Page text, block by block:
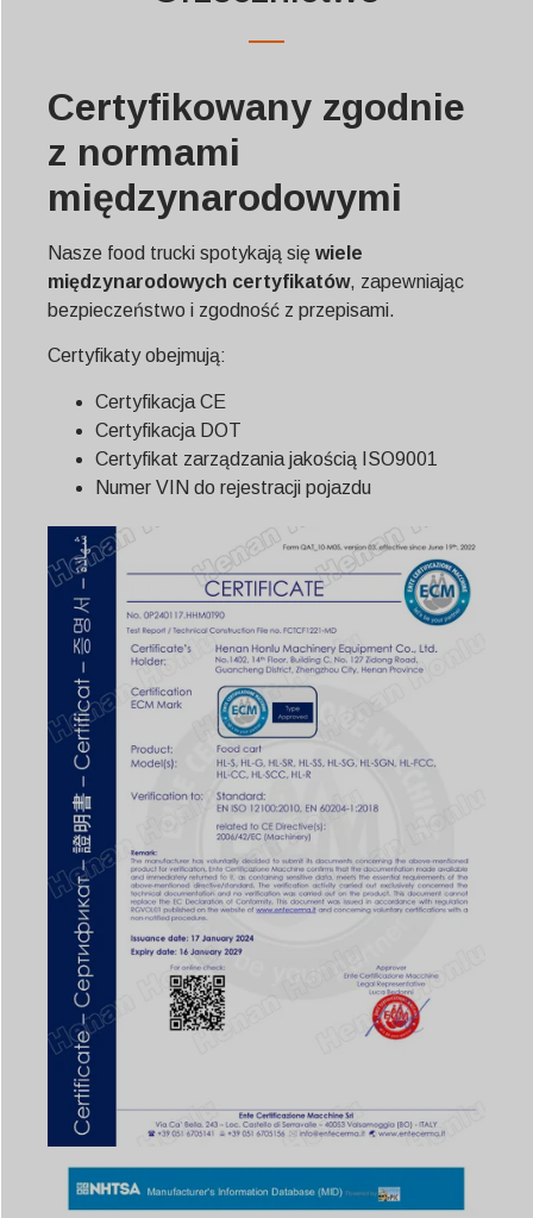
Certyfikowany zgodnie
z normami
międzynarodowymi
Nasze food trucki spotykają się wiele
międzynarodowych certyfikatów, zapewniając
bezpieczeństwo i zgodność z przepisami.
Certyfikaty obejmują:
Certyfikacja CE
Certyfikacja DOT
Certyfikat zarządzania jakością ISO9001
Numer VIN do rejestracji pojazdu
Slovenščina
Latviešu valoda
Dansk
Norsk nynorsk
Maori
Български
हिन्दी
Norsk bokmål
Slovenčina
Svenska